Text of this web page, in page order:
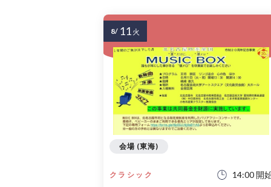
クラシック 14:00 開
会場 (東海)
8/ 11 火